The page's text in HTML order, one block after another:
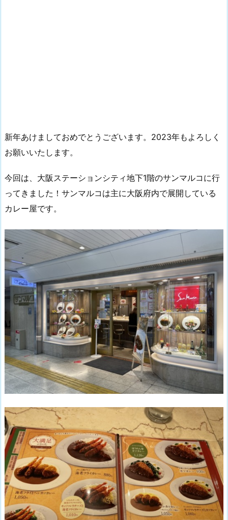
新年あけましておめでとうございます。2023年もよろしく
お願いいたします。
今回は、大阪ステーションシティ地下1階のサンマルコに行
ってきました！サンマルコは主に大阪府内で展開している
カレー屋です。